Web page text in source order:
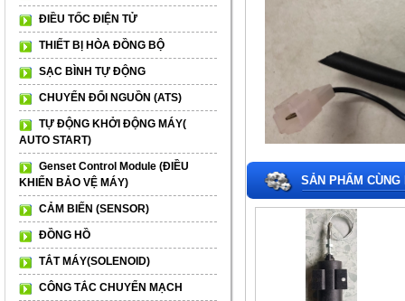
ĐIỀU TỐC ĐIỆN TỬ
THIẾT BỊ HÒA ĐỒNG BỘ
SẠC BÌNH TỰ ĐỘNG
CHUYỂN ĐỔI NGUỒN (ATS)
TỰ ĐỘNG KHỞI ĐỘNG MÁY(
AUTO START)
Genset Control Module (ĐIỀU
KHIỂN BẢO VỆ MÁY)
CẢM BIẾN (SENSOR)
ĐỒNG HỒ
TẮT MÁY(SOLENOID)
CÔNG TẮC CHUYỂN MẠCH
SẢN PHẨM CÙNG